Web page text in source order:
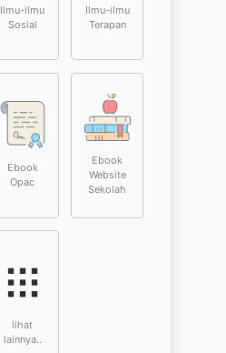
Ilmu-ilmu
Sosial
Ilmu-ilmu
Terapan
Ebook
Opac
Ebook
Website
Sekolah
lihat
lainnya..